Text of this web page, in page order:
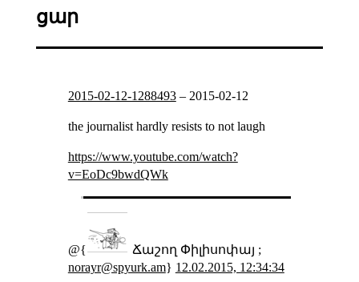
ցար
2015-02-12-1288493– 2015-02-12
the journalist hardly resists to not laugh
https://www.youtube.com/watch?
v=EoDc9bwdQWk
@{
Ճաշող Փիլիսոփայ ;
norayr@spyurk.am} 12.02.2015, 12:34:34